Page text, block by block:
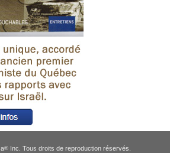
®Inc. Tous droits de reproduction réservés.